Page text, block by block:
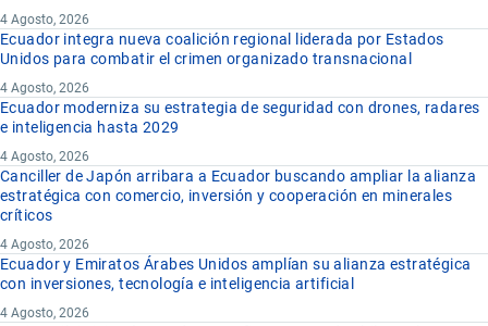
4 Agosto, 2026
Ecuador integra nueva coalición regional liderada por Estados
Unidos para combatir el crimen organizado transnacional
4 Agosto, 2026
Ecuador moderniza su estrategia de seguridad con drones, radares
e inteligencia hasta 2029
4 Agosto, 2026
Canciller de Japón arribara a Ecuador buscando ampliar la alianza
estratégica con comercio, inversión y cooperación en minerales
críticos
4 Agosto, 2026
Ecuador y Emiratos Árabes Unidos amplían su alianza estratégica
con inversiones, tecnología e inteligencia artificial
4 Agosto, 2026